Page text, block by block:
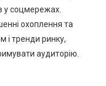
у соцмережах.
охоплення та
і тренди ринку,
аудиторію.